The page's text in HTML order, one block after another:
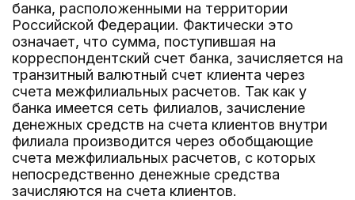
банка, расположенными на территории
Российской Федерации. Фактически это
означает, что сумма, поступившая на
корреспондентский счет банка, зачисляется на
транзитный валютный счет клиента через
счета межфилиальных расчетов. Так как у
банка имеется сеть филиалов, зачисление
денежных средств на счета клиентов внутри
филиала производится через обобщающие
счета межфилиальных расчетов, с которых
непосредственно денежные средства
зачисляются на счета клиентов.